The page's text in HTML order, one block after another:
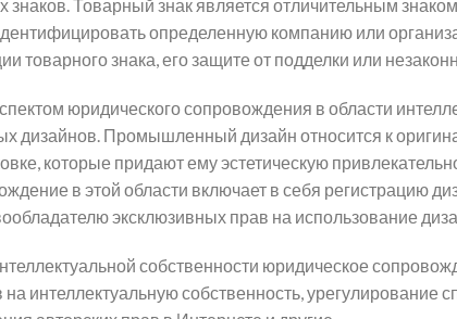
знаков. Товарный знак является отличительным
определенную компанию или
товарного знака, его защите от подделки или
юридического сопровождения в области
дизайнов. Промышленный дизайн относится к
которые придают ему эстетическую
в этой области включает в себя регистрацию
эксклюзивных прав на использование
собственности юридическое
интеллектуальную собственность, урегулирование